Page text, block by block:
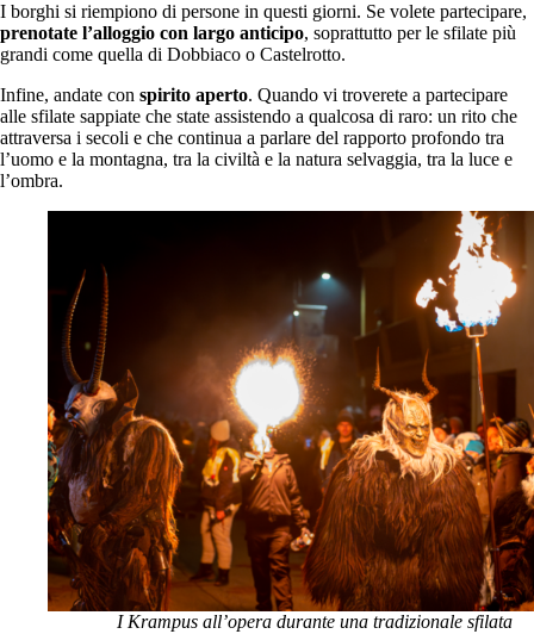
I borghi si riempiono di persone in questi giorni. Se volete partecipare,
prenotate l’alloggio con largo anticipo, soprattutto per le sfilate più
grandi come quella di Dobbiaco o Castelrotto.
Infine, andate con spirito aperto. Quando vi troverete a partecipare
alle sfilate sappiate che state assistendo a qualcosa di raro: un rito che
attraversa i secoli e che continua a parlare del rapporto profondo tra
l’uomo e la montagna, tra la civiltà e la natura selvaggia, tra la luce e
l’ombra.
I Krampus all’opera durante una tradizionale sfilata